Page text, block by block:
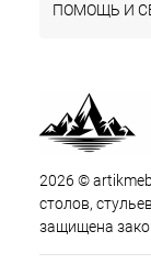
ПОМОЩЬ И
2026 ©
столов,
защищена